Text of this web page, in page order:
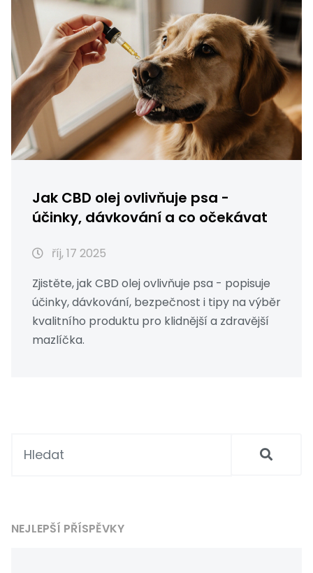
Jak CBD olej ovlivňuje psa -
účinky, dávkování a co očekávat
říj, 17 2025
Zjistěte, jak CBD olej ovlivňuje psa - popisuje
účinky, dávkování, bezpečnost i tipy na výběr
kvalitního produktu pro klidnější a zdravější
mazlíčka.
NEJLEPŠÍ PŘÍSPĚVKY